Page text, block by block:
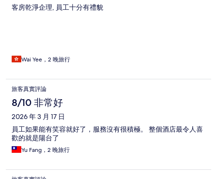
客房乾淨企理, 員工十分有禮貌
Wai Yee，2 晚旅行
旅客真實評論
8/10 非常好
2026 年 3 月 17 日
員工如果能有笑容就好了，服務沒有很積極。 整個酒店最令人喜
歡的就是陽台了
Yu Fang，2 晚旅行